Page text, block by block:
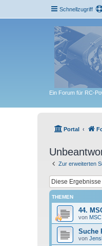
Schnellzugriff
Ein Forum für RC-
Portal
Zur erweiterten
THEMEN
44.
von
Suche
von